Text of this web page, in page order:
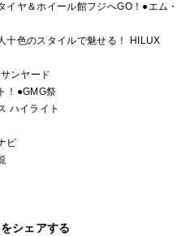
ヤ＆ホイール館フジへGO！●エム・
色のスタイルで魅せる！ HILUX
ンヤード
！●GMG祭
ハイライト
ビ
シェアする